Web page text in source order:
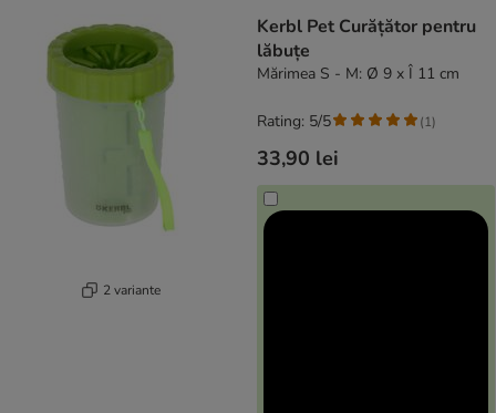
2 variante
Kerbl Pet Curățător pentru
lăbuțe
Mărimea S - M: Ø 9 x Î 11 cm
33,90 lei
Rating: 5/5 (1)